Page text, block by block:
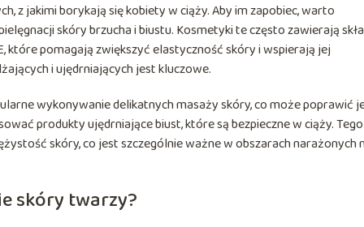
z jakimi borykają się kobiety w ciąży. Aby im zapobiec, warto
skóry brzucha i biustu. Kosmetyki te często zawierają
które pomagają zwiększyć elastyczność skóry i wspierają jej
i ujędrniających jest kluczowe.
wykonywanie delikatnych masaży skóry, co może poprawić
produkty ujędrniające biust, które są bezpieczne w ciąży. Tego
skóry, co jest szczególnie ważne w obszarach narażonych
skóry twarzy?